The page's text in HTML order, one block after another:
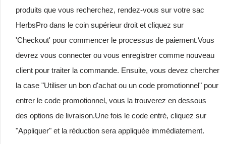
produits que vous recherchez, rendez-vous sur votre sac
HerbsPro dans le coin supérieur droit et cliquez sur
'Checkout' pour commencer le processus de paiement.Vous
devrez vous connecter ou vous enregistrer comme nouveau
client pour traiter la commande. Ensuite, vous devez chercher
la case "Utiliser un bon d'achat ou un code promotionnel" pour
entrer le code promotionnel, vous la trouverez en dessous
des options de livraison.Une fois le code entré, cliquez sur
"Appliquer" et la réduction sera appliquée immédiatement.